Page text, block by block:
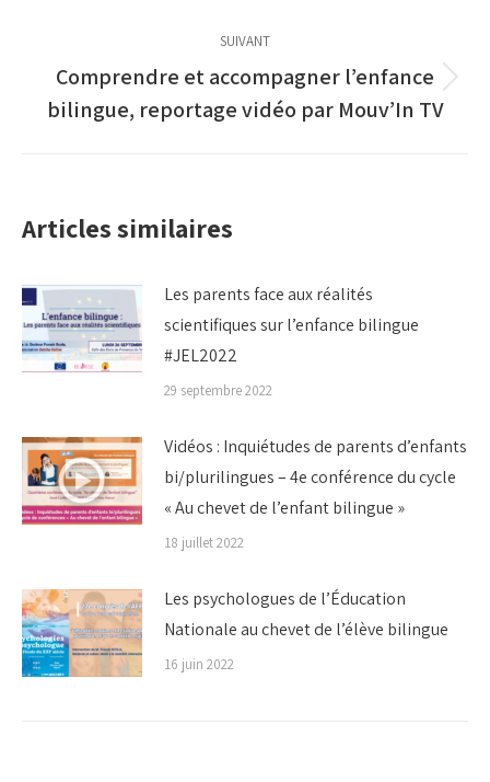
SUIVANT
Article
suivant
Comprendre et accompagner l’enfance
bilingue, reportage vidéo par Mouv’In TV
Articles similaires
Les parents face aux réalités
scientifiques sur l’enfance bilingue
#JEL2022
29 septembre 2022
Vidéos : Inquiétudes de parents d’enfants
bi/plurilingues – 4e conférence du cycle
« Au chevet de l’enfant bilingue »
18 juillet 2022
Les psychologues de l’Éducation
Nationale au chevet de l’élève bilingue
16 juin 2022